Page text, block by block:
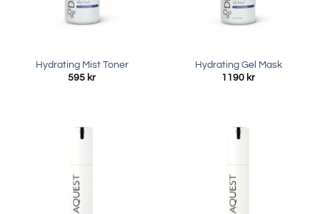
Hydrating Mist Toner
595 kr
Hydrating Gel Mask
1190 kr